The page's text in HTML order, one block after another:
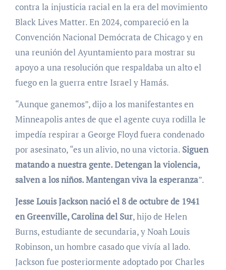
contra la injusticia racial en la era del movimiento
Black Lives Matter. En 2024, compareció en la
Convención Nacional Demócrata de Chicago y en
una reunión del Ayuntamiento para mostrar su
apoyo a una resolución que respaldaba un alto el
fuego en la guerra entre Israel y Hamás.
“Aunque ganemos”, dijo a los manifestantes en
Minneapolis antes de que el agente cuya rodilla le
impedía respirar a George Floyd fuera condenado
por asesinato, “es un alivio, no una victoria. Siguen
matando a nuestra gente. Detengan la violencia,
salven a los niños. Mantengan viva la esperanza”.
Jesse Louis Jackson nació el 8 de octubre de 1941
en Greenville, Carolina del Sur, hijo de Helen
Burns, estudiante de secundaria, y Noah Louis
Robinson, un hombre casado que vivía al lado.
Jackson fue posteriormente adoptado por Charles